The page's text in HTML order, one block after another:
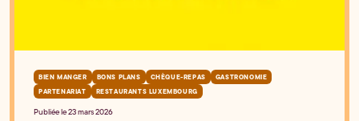
BIEN MANGER BONS PLANS CHÈQUE-REPAS
GASTRONOMIE
PARTENARIAT
RESTAURANTS LUXEMBOURG
Publiée le 23 mars 2026